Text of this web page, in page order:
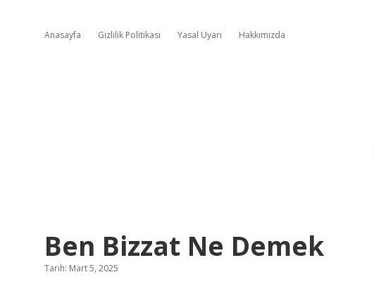
Anasayfa Gizlilik Politikası Yasal Uyarı Hakkımızda
Ben Bizzat Ne Demek
Tarih: Mart 5, 2025